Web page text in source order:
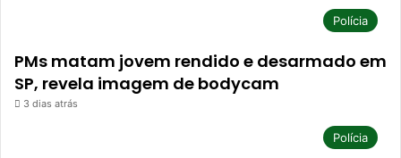
Polícia
PMs matam jovem rendido e desarmado em
SP, revela imagem de bodycam
3 dias atrás
Polícia